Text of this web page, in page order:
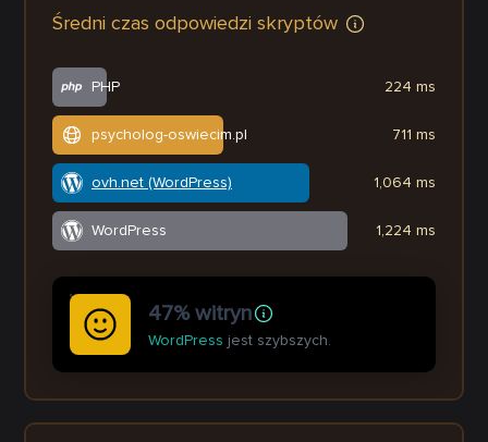
Średni czas odpowiedzi skryptów
PHP
psycholog-oswiecim.pl
ovh.net (WordPress)
WordPress
224 ms
711 ms
1,064 ms
1,224 ms
47% witryn
WordPress jest szybszych.